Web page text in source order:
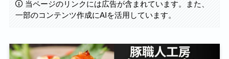
当ページのリンクには広告が含まれています。また、
一部のコンテンツ作成にAIを活用しています。